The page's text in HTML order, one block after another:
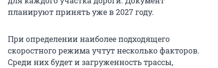
планируют принять уже в 2027 году.
При определении наиболее подходящего
скоростного режима учтут несколько факторов.
Среди них будет и загруженность трассы,